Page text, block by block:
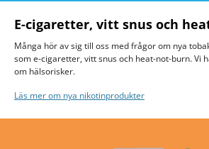
E-cigaretter, vitt snus och
Många hör av sig till oss med frågor om nya
som e-cigaretter, vitt snus och heat-not-burn. Vi
om hälsorisker.
Läs mer om nya nikotinprodukter